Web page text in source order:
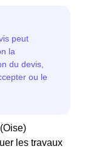
les travaux